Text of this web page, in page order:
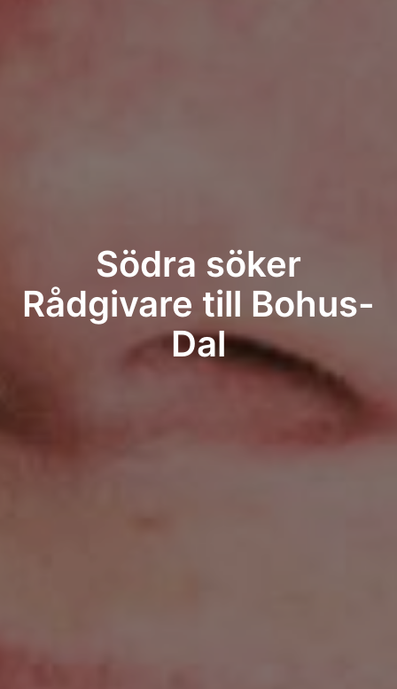
Södra söker
Rådgivare till Bohus-
Dal